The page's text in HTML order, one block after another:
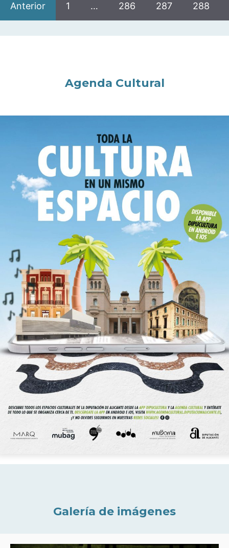
Anterior 1 … 286 287 288
Agenda Cultural
Galería de imágenes